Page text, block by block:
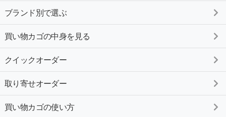
ブランド別で選ぶ
買い物カゴの中身を見る
クイックオーダー
取り寄せオーダー
買い物カゴの使い方